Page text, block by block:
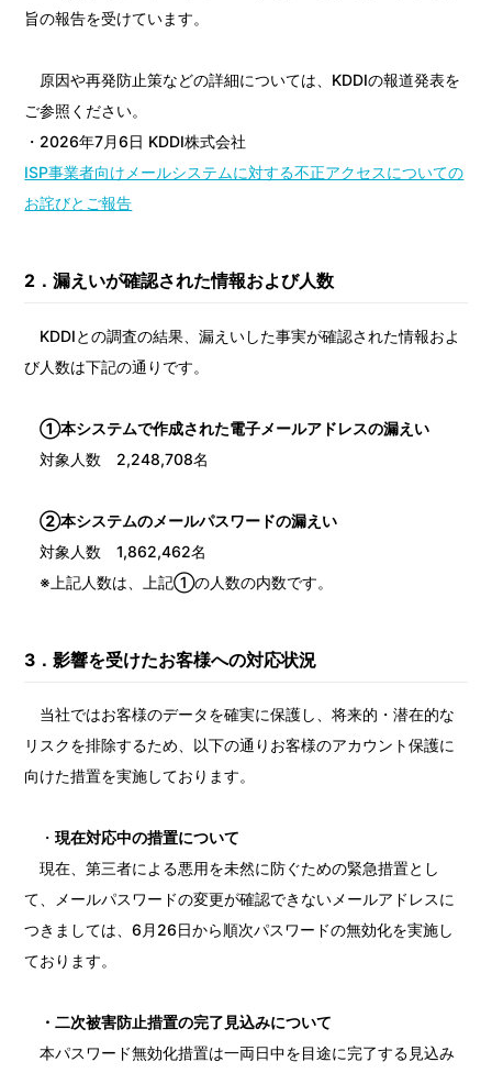
旨の報告を受けています。
原因や再発防止策などの詳細については、KDDIの報道発表を
ご参照ください。
・2026年7月6日 KDDI株式会社
ISP事業者向けメールシステムに対する不正アクセスについての
お詫びとご報告
2 ．漏えいが確認された情報および人数
KDDIとの調査の結果、漏えいした事実が確認された情報およ
び人数は下記の通りです。
①本システムで作成された電子メールアドレスの漏えい
対象人数 2,248,708名
②本システムのメールパスワードの漏えい
対象人数 1,862,462名
※上記人数は、上記①の人数の内数です。
3 ．影響を受けたお客様への対応状況
当社ではお客様のデータを確実に保護し、将来的・潜在的な
リスクを排除するため、以下の通りお客様のアカウント保護に
向けた措置を実施しております。
・現在対応中の措置について
現在、第三者による悪用を未然に防ぐための緊急措置とし
て、メールパスワードの変更が確認できないメールアドレスに
つきましては、6月26日から順次パスワードの無効化を実施し
ております。
・二次被害防止措置の完了見込みについて
本パスワード無効化措置は一両日中を目途に完了する見込み